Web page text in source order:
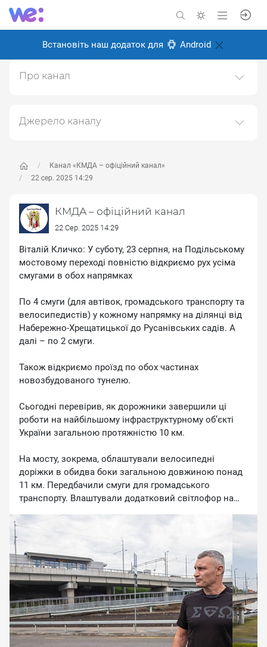
Встановіть наш додаток для Android
Канал «КМДА – офіційний канал»
22 сер. 2025 14:29
КМДА – офіційний канал
22 Сер. 2025 14:29
Віталій Кличко: У суботу, 23 серпня, на Подільському
мостовому переході повністю відкриємо рух усіма
смугами в обох напрямках
По 4 смуги (для автівок, громадського транспорту та
велосипедистів) у кожному напрямку на ділянці від
Набережно-Хрещатицької до Русанівських садів. А
далі – по 2 смуги.
Також відкриємо проїзд по обох частинах
новозбудованого тунелю.
Сьогодні перевірив, як дорожники завершили ці
роботи на найбільшому інфраструктурному об’єкті
України загальною протяжністю 10 км.
На мосту, зокрема, облаштували велосипедні
доріжки в обидва боки загальною довжиною понад
11 км. Передбачили смуги для громадського
транспорту. Влаштували додатковий світлофор на
вул. Центральної Садової зі зміною організації руху.
Повністю облаштували транспортно-пересадочний
вузол для пасажирів швидкісного трамвая та міської
електрички.
Наразі на обʼєкті завершують деякі технічні роботи.
Нагадаю, дорожній рух Подільським мостом через
річку Дніпро зі з’їздом на вул. Петра Вершигори в
напрямку просп. Романа Шухевича відкрили 1 грудня
Про канал
Створено: 6 листопада 2024
Джерело каналу
метою його популяризації та збільшення аудиторії
його підписників.
отримання повної інформації про Автора, чи
предмет допису.